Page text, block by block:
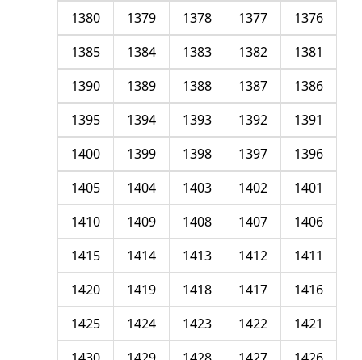
1376
1377
1378
1379
1380
1381
1382
1383
1384
1385
1386
1387
1388
1389
1390
1391
1392
1393
1394
1395
1396
1397
1398
1399
1400
1401
1402
1403
1404
1405
1406
1407
1408
1409
1410
1411
1412
1413
1414
1415
1416
1417
1418
1419
1420
1421
1422
1423
1424
1425